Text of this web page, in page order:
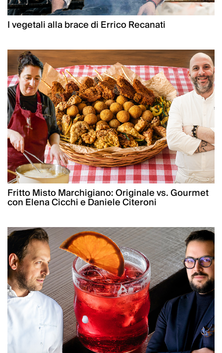
I vegetali alla brace di Errico Recanati
Fritto Misto Marchigiano: Originale vs. Gourmet
con Elena Cicchi e Daniele Citeroni